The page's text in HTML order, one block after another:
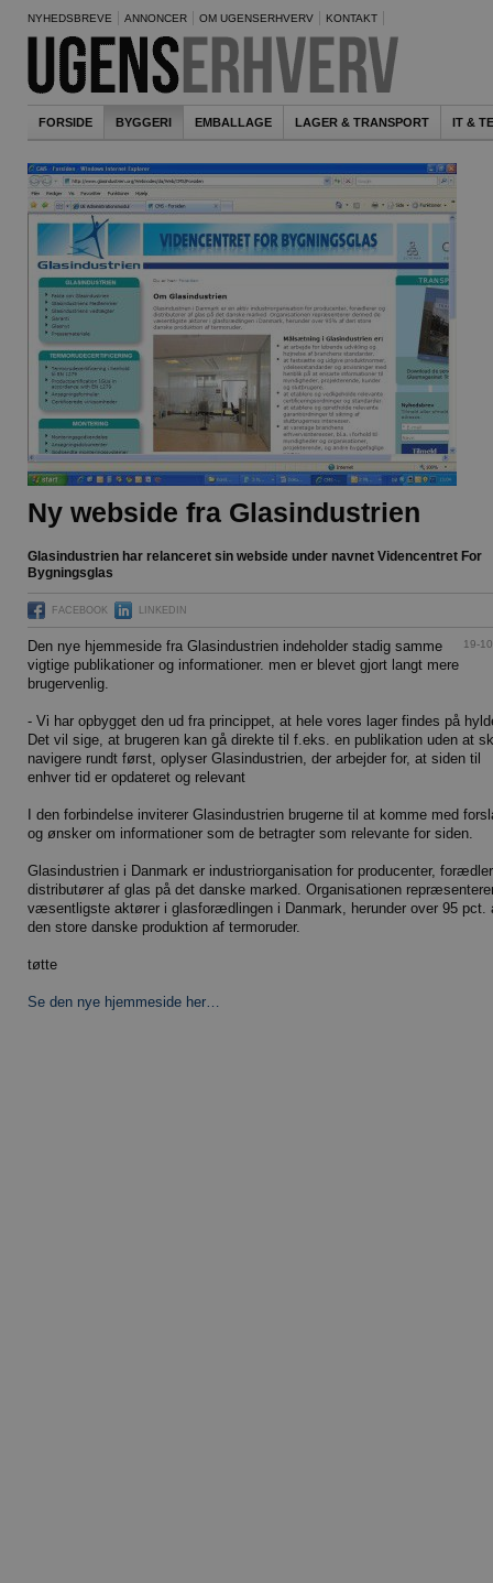
NYHEDSBREVE ANNONCER OM UGENSERHVERV KONTAKT
FORSIDE BYGGERI EMBALLAGE LAGER & TRANSPORT IT &
Ny webside fra Glasindustrien
Glasindustrien har relanceret sin webside under navnet Videncentret For
Bygningsglas
FACEBOOK LINKEDIN
19-
Den nye hjemmeside fra Glasindustrien indeholder stadig samme
vigtige publikationer og informationer. men er blevet gjort langt mere
brugervenlig.
- Vi har opbygget den ud fra princippet, at hele vores lager findes på
Det vil sige, at brugeren kan gå direkte til f.eks. en publikation uden at
navigere rundt først, oplyser Glasindustrien, der arbejder for, at siden til
enhver tid er opdateret og relevant
I den forbindelse inviterer Glasindustrien brugerne til at komme med
og ønsker om informationer som de betragter som relevante for siden.
Glasindustrien i Danmark er industriorganisation for producenter,
distributører af glas på det danske marked. Organisationen
væsentligste aktører i glasforædlingen i Danmark, herunder over 95 pct.
den store danske produktion af termoruder.
tøtte
Se den nye hjemmeside her…